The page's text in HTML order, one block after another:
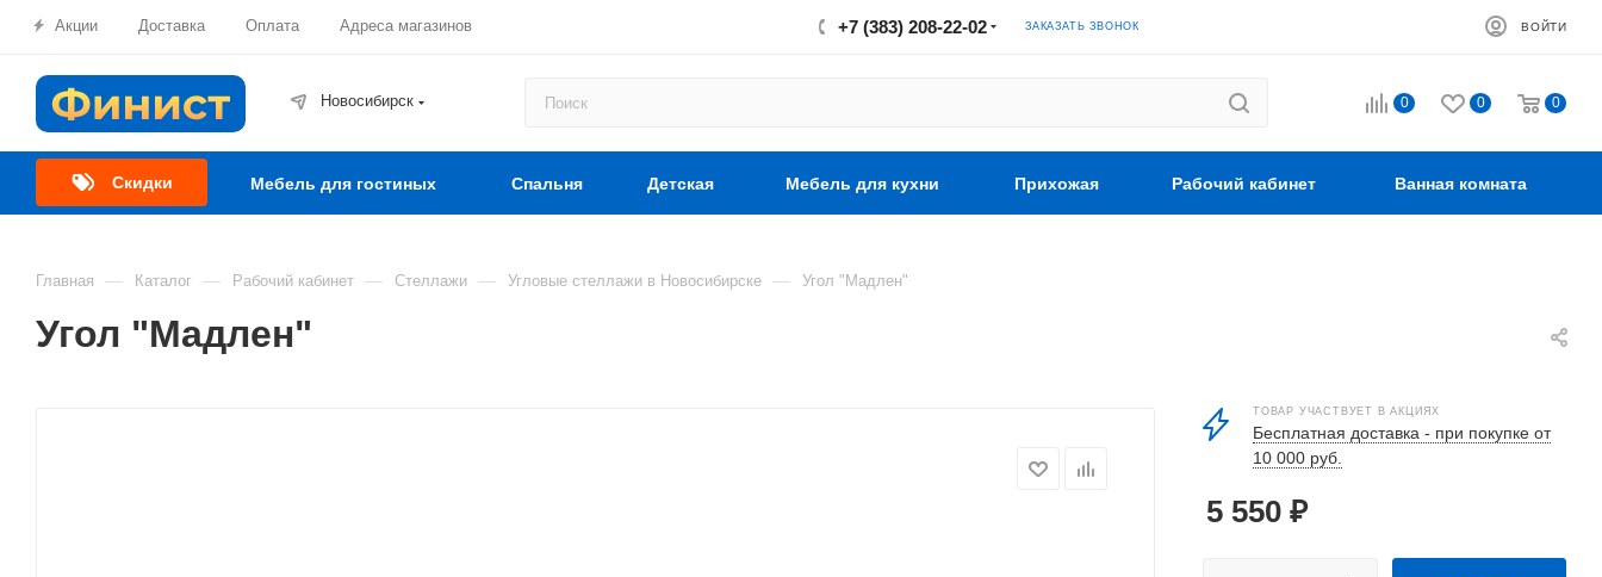
Акции Доставка Оплата Адреса магазинов +7 (383) 208-22-02 ЗАКАЗАТЬ ЗВОНОК ВОЙТИ
Новосибирск 0 0 0
Скидки Мебель для гостиных Спальня Детская Мебель для кухни Прихожая Рабочий кабинет Ванная комната
Главная — Каталог — Рабочий кабинет — Стеллажи — Угловые стеллажи в Новосибирске — Угол "Мадлен"
Угол "Мадлен"
ТОВАР УЧАСТВУЕТ В АКЦИЯХ
Бесплатная доставка - при покупке от
10 000 руб.
5 550 ₽